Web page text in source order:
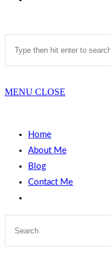
WEBSITE
MENU CLOSE
Home
About Me
Blog
Contact Me
search